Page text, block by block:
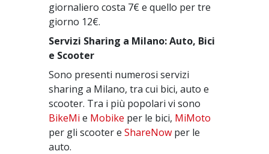
giornaliero costa 7€ e quello per tre
giorno 12€.
Servizi Sharing a Milano: Auto, Bici
e Scooter
Sono presenti numerosi servizi
sharing a Milano, tra cui bici, auto e
scooter. Tra i più popolari vi sono
BikeMi e Mobike per le bici, MiMoto
per gli scooter eShareNow per le
auto.